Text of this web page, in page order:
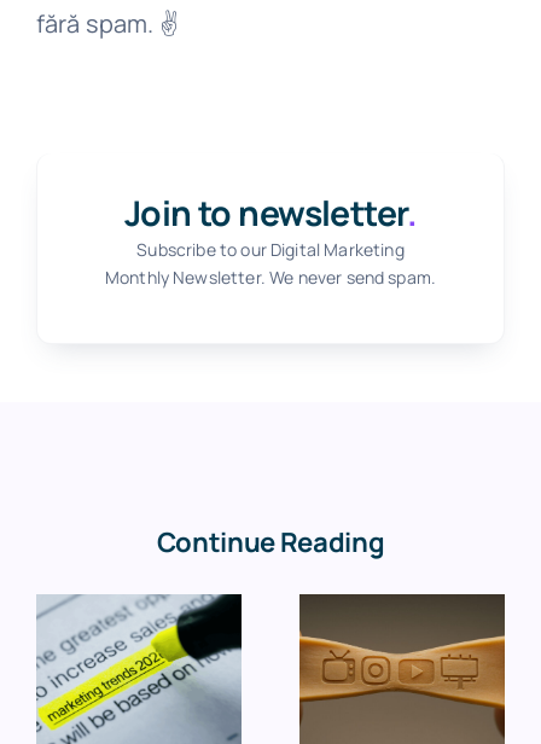
fără spam. ✌️
Join to newsletter.
Subscribe to our Digital Marketing
Monthly Newsletter. We never send spam.
Continue Reading